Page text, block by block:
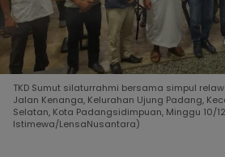
TKD Sumut silaturrahmi bersama simpul
Jalan Kenanga, Kelurahan Ujung Padang,
Selatan, Kota Padangsidimpuan, Minggu 10/
Istimewa/LensaNusantara)